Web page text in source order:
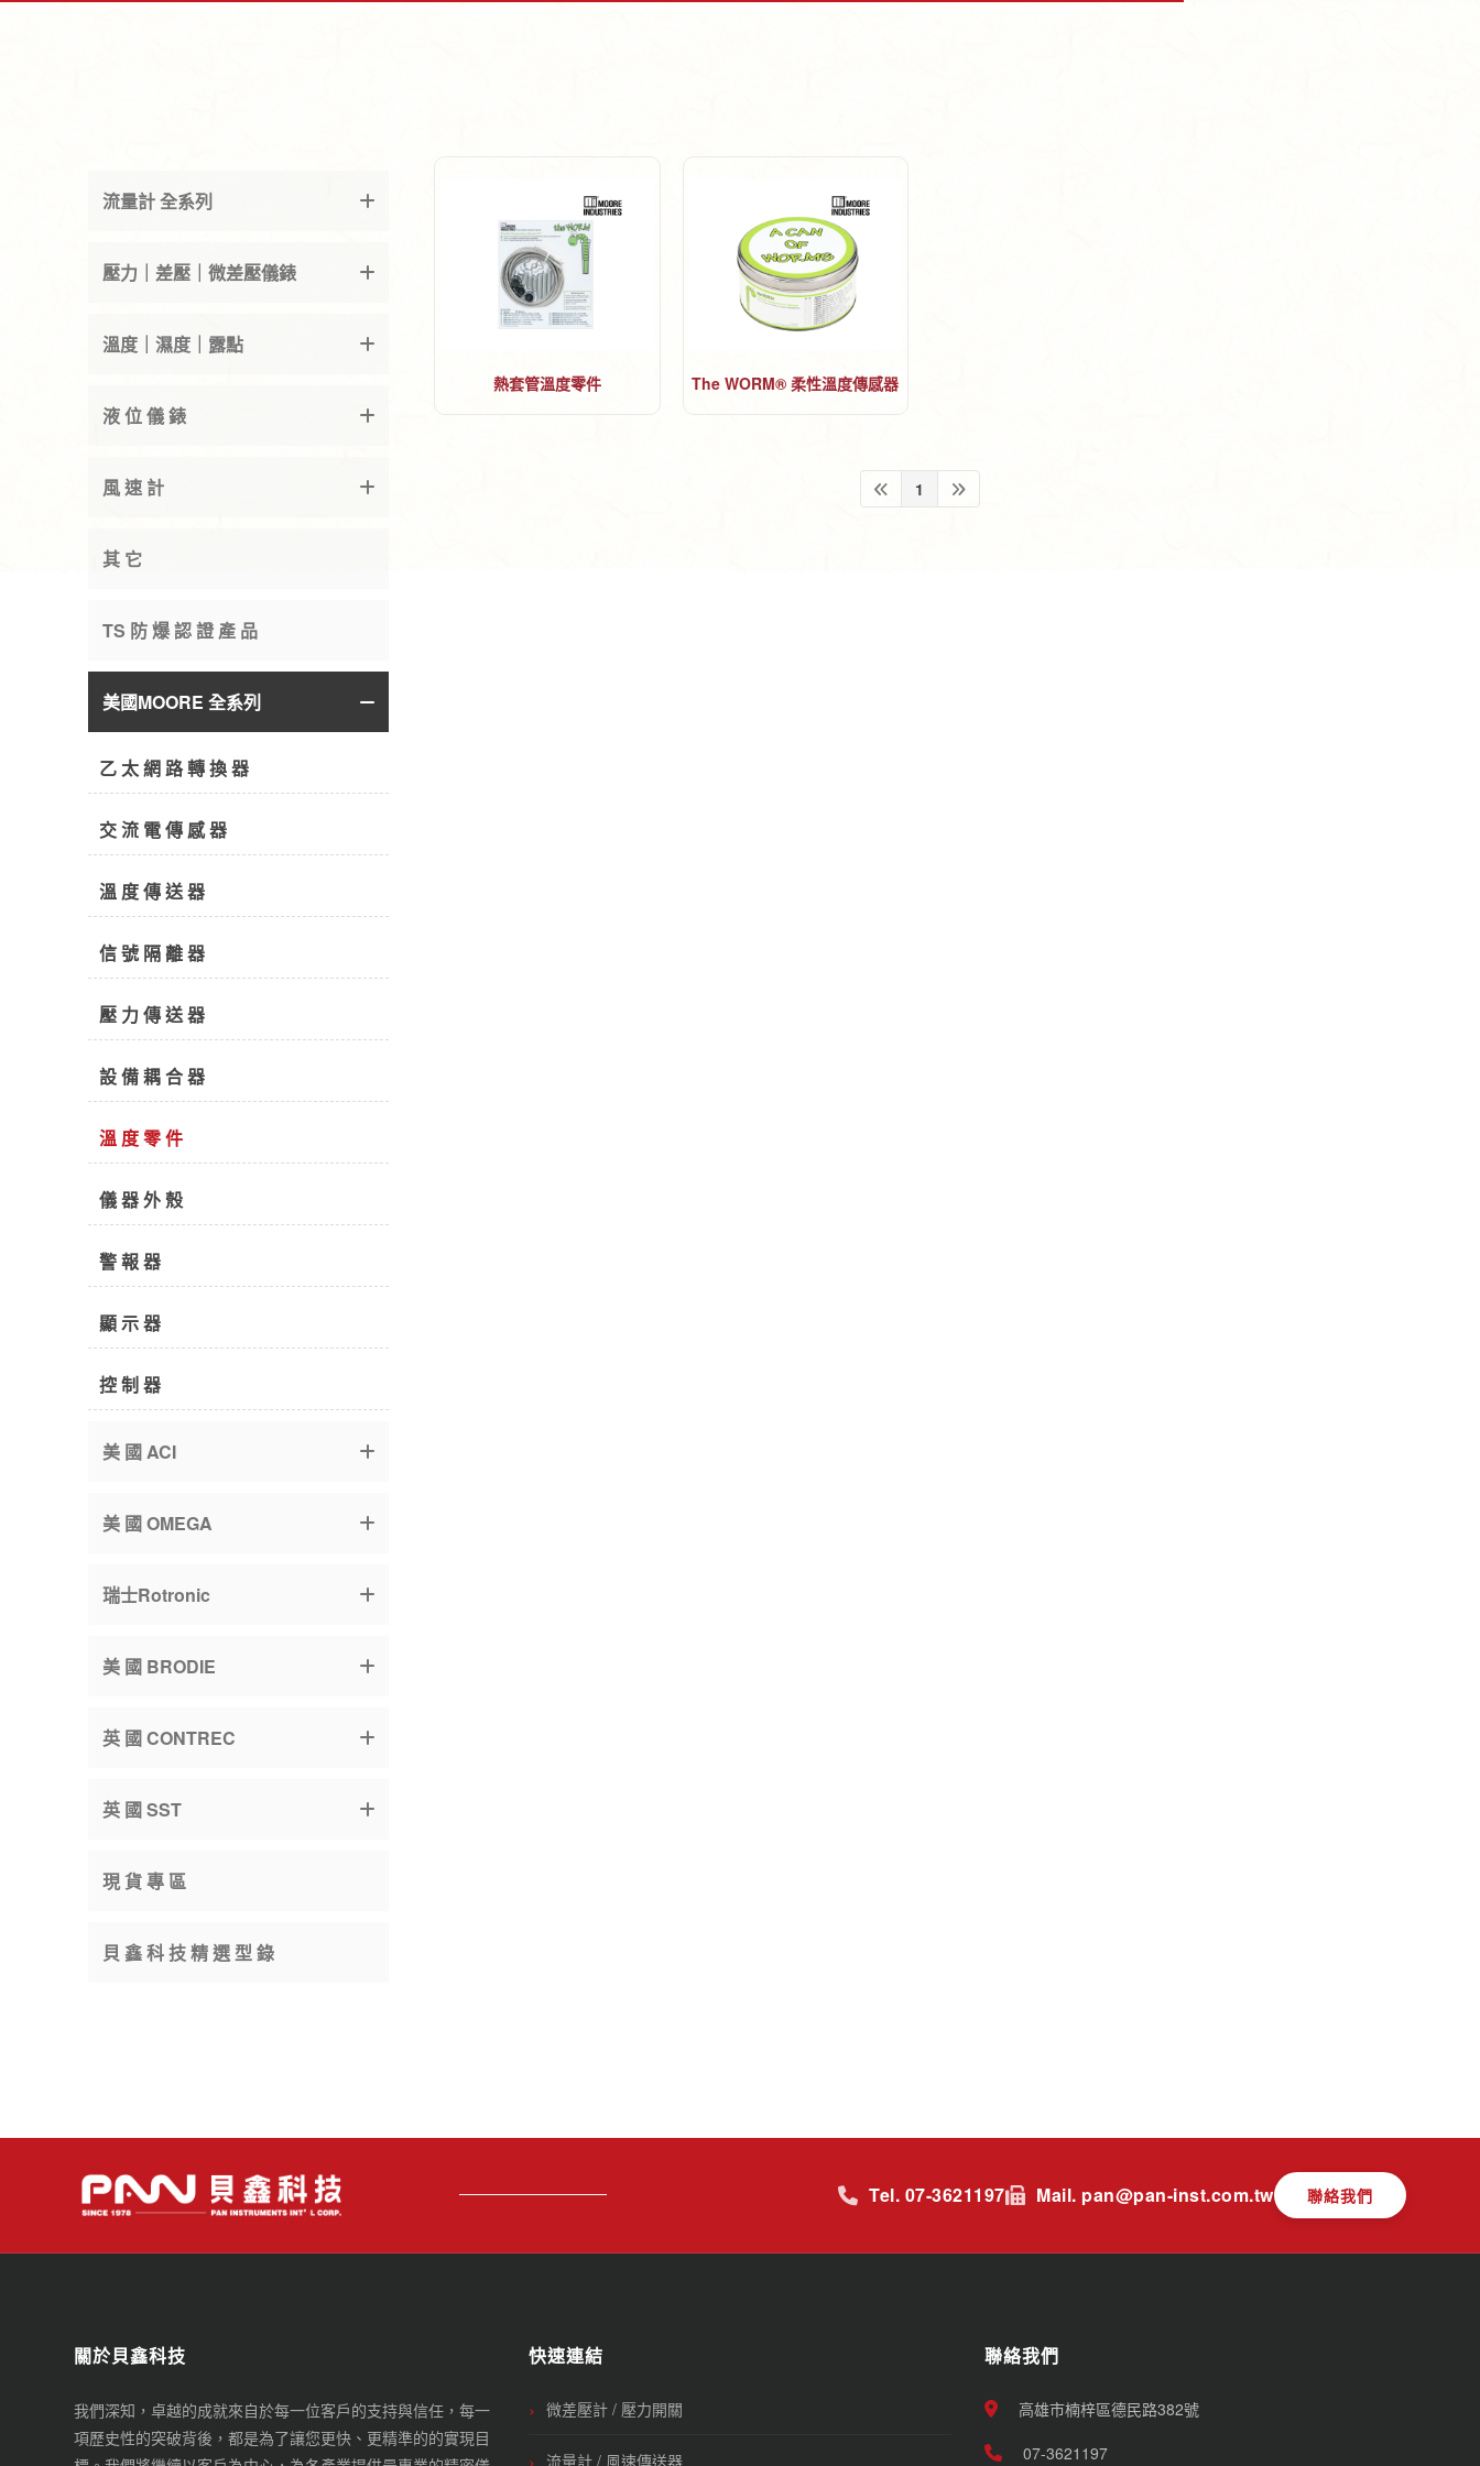
熱套管溫度零件
The WORM® 柔性溫度傳感器
1
流量計 全系列
壓力｜差壓｜微差壓儀錶
溫度｜濕度｜露點
液 位 儀 錶
風 速 計
其 它
TS 防 爆 認 證 產 品
美國MOORE 全系列
乙 太 網 路 轉 換 器
交 流 電 傳 感 器
溫 度 傳 送 器
信 號 隔 離 器
壓 力 傳 送 器
設 備 耦 合 器
溫 度 零 件
儀 器 外 殼
警 報 器
顯 示 器
控 制 器
美 國 ACI
美 國 OMEGA
瑞士Rotronic
美 國 BRODIE
英 國 CONTREC
英 國 SST
現 貨 專 區
貝 鑫 科 技 精 選 型 錄
Tel. 07-3621197 Mail. pan@pan-inst.com.tw 聯絡我們
關於貝鑫科技
我們深知，卓越的成就來自於每一位客戶的支持與信任，每一
項歷史性的突破背後，都是為了讓您更快、更精準的的實現目
快速連結
微差壓計 / 壓力開關
流量計 / 風速傳送器
聯絡我們
高雄市楠梓區德民路382號
07-3621197